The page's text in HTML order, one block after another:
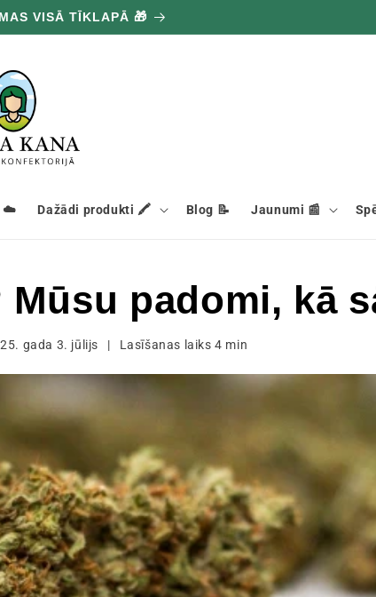
VISĀ TĪKLAPĀ 🎁
☁️ Dažādi produkti 🖍️ Blog 📝 Jaunumi 📰
padomi, kā
gada 3. jūlijs | Lasīšanas laiks4 min